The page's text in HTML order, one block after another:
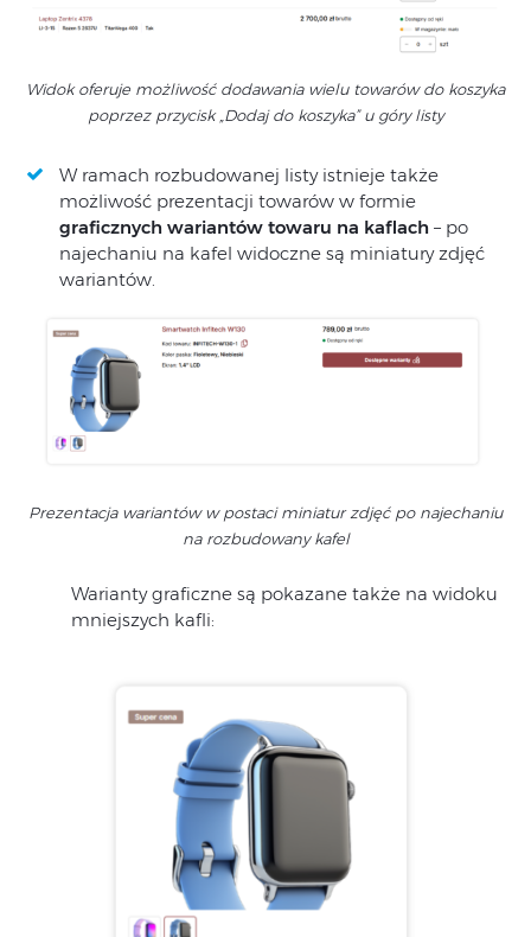
Widok oferuje możliwość dodawania wielu towarów do koszyka
poprzez przycisk „Dodaj do koszyka” u góry listy
W ramach rozbudowanej listy istnieje także
możliwość prezentacji towarów w formie
graficznych wariantów towaru na kaflach – po
najechaniu na kafel widoczne są miniatury zdjęć
wariantów.
Prezentacja wariantów w postaci miniatur zdjęć po najechaniu
na rozbudowany kafel
Warianty graficzne są pokazane także na widoku
mniejszych kafli: